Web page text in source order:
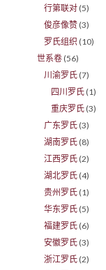
行第联对 (5)
俊彦像赞 (3)
罗氏组织 (10)
世系卷 (56)
川渝罗氏 (7)
四川罗氏 (1)
重庆罗氏 (3)
广东罗氏 (3)
湖南罗氏 (8)
江西罗氏 (2)
湖北罗氏 (4)
贵州罗氏 (1)
华东罗氏 (5)
福建罗氏 (6)
安徽罗氏 (3)
浙江罗氏 (2)